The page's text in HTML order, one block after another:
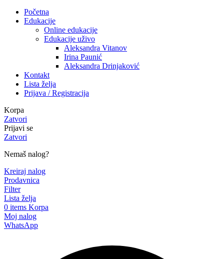
Početna
Edukacije
Online edukacije
Edukacije uživo
Aleksandra Vitanov
Irina Paunić
Aleksandra Drinjaković
Kontakt
Lista želja
Prijava / Registracija
Korpa
Zatvori
Prijavi se
Zatvori
Nemaš nalog?
Kreiraj nalog
Prodavnica
Filter
Lista želja
0 items Korpa
Moj nalog
WhatsApp